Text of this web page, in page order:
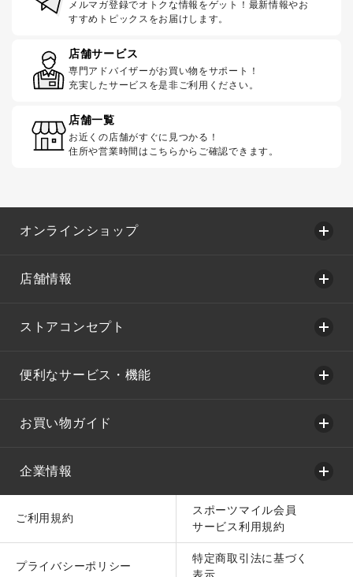
メルマガ登録でオトクな情報をゲット！最新情報やお
すすめトピックスをお届けします。
店舗サービス
専門アドバイザーがお買い物をサポート！
充実したサービスを是非ご利用ください。
店舗一覧
お近くの店舗がすぐに見つかる！
住所や営業時間はこちらからご確認できます。
オンラインショップ
店舗情報
ストアコンセプト
便利なサービス・機能
お買い物ガイド
企業情報
ご利用規約
スポーツマイル会員
サービス利用規約
プライバシーポリシー
特定商取引法に基づく
表示